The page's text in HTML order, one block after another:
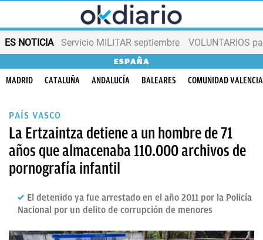
ES NOTICIA Servicio MILITAR septiembre VOLUNTARIOS
ESPAÑA
MADRID CATALUÑA ANDALUCÍA BALEARES COMUNIDAD
PAÍS VASCO
La Ertzaintza detiene a un hombre de 71
años que almacenaba 110.000 archivos de
pornografía infantil
El detenido ya fue arrestado en el año 2011 por la Policía
Nacional por un delito de corrupción de menores